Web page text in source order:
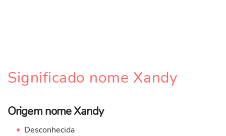
Significado nome Xandy
Origem nome Xandy
Desconhecida